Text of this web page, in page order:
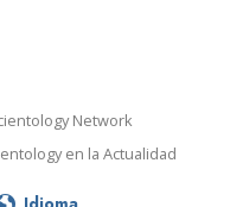
Network
en la Actualidad